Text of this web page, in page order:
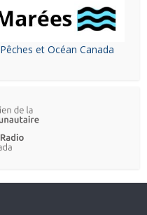
Pêches et Océan Canada